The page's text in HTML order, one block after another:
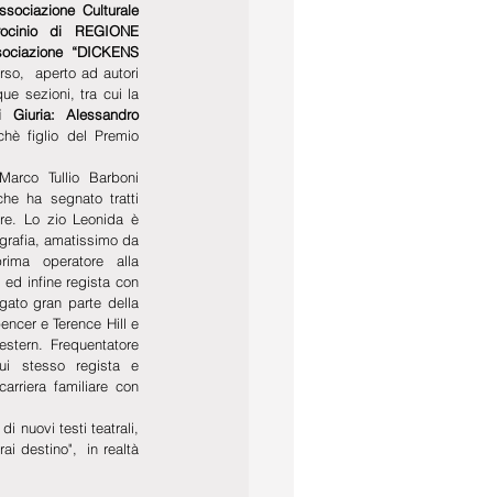
Culturale
di REGIONE
“DICKENS
aperto ad autori
sezioni, tra cui la
Giuria: Alessandro
figlio del Premio
Tullio Barboni
ha segnato tratti
Lo zio Leonida è
amatissimo da
operatore alla
infine regista con
gran parte della
e Terence Hill e
Frequentatore
stesso regista e
familiare con
nuovi testi teatrali,
destino",  in realtà